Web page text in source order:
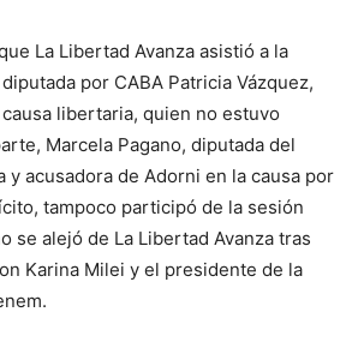
La Libertad Avanza asistió a la
por CABA Patricia Vázquez,
libertaria, quien no estuvo
Marcela Pagano, diputada del
y acusadora de Adorni en la causa por
tampoco participó de la sesión
se alejó de La Libertad Avanza tras
Karina Milei y el presidente de la